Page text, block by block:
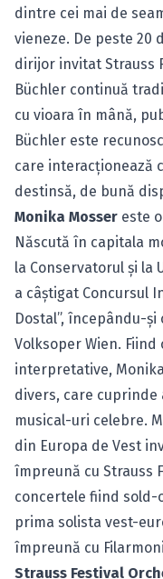
dintre cei mai de
vieneze. De peste 20
dirijor invitat Strauss
Büchler continuă
cu vioara în mână,
Büchler este
care interacţionează
destinsă, de bună
Monika Mosser este
Născută în capitala
la Conservatorul şi la
a câştigat Concursul
Dostal”, începându-
Volksoper Wien.
interpretative,
divers, care cuprinde
musical-uri celebre.
din Europa de Vest
împreună cu Strauss
concertele fiind sold-
prima solista vest-
împreună cu
Strauss Festival